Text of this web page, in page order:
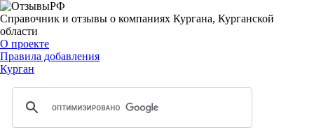
Справочник и отзывы о компаниях Кургана, Курганской
области
О проекте
Правила добавления
Курган